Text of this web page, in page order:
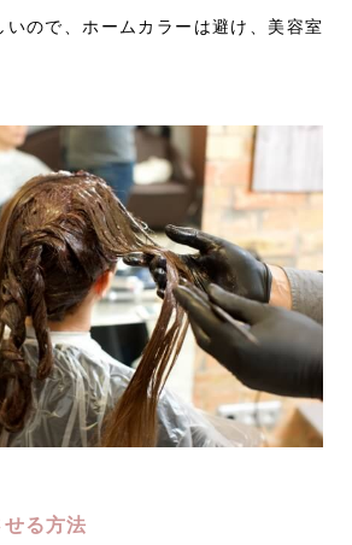
いので、ホームカラーは避け、美容室
る方法